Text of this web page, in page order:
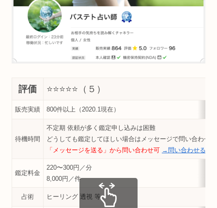
評価 ⭐️⭐️⭐️⭐️⭐️（５）
販売実績 800件以上（2020.1現在）
待機時間
不定期 依頼が多く鑑定申し込みは困難
どうしても鑑定してほしい場合はメッセージで問い合わせ
「メッセージを送る」から問い合わせ可 →問い合わせる
鑑定料金
220〜300円／分
8,000円／件
占術 ヒーリング 透視 等